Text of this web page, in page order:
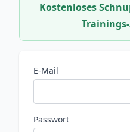
Kostenloses
E-Mail
Passwort